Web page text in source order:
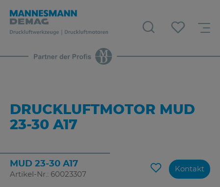
DRUCKLUFTMOTOR MUD
23-30 A17
MUD 23-30 A17
Artikel-Nr.: 60023307
Kontakt